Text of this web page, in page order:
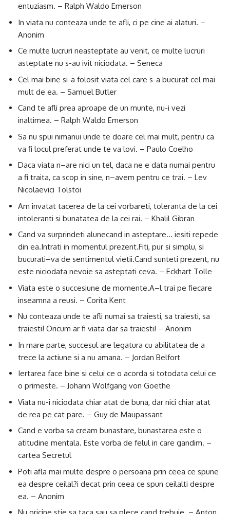
entuziasm. – Ralph Waldo Emerson
In viata nu conteaza unde te afli, ci pe cine ai alaturi. –
Anonim
Ce multe lucruri neasteptate au venit, ce multe lucruri
asteptate nu s-au ivit niciodata. – Seneca
Cel mai bine si-a folosit viata cel care s-a bucurat cel mai
mult de ea. – Samuel Butler
Cand te afli prea aproape de un munte, nu-i vezi
inaltimea. – Ralph Waldo Emerson
Sa nu spui nimanui unde te doare cel mai mult, pentru ca
va fi locul preferat unde te va lovi. – Paulo Coelho
Daca viata n–are nici un tel, daca ne e data numai pentru
a fi traita, ca scop in sine, n–avem pentru ce trai. – Lev
Nicolaevici Tolstoi
Am invatat tacerea de la cei vorbareti, toleranta de la cei
intoleranti si bunatatea de la cei rai. – Khalil Gibran
Cand va surprindeti alunecand in asteptare… iesiti repede
din ea.Intrati in momentul prezent.Fiti, pur si simplu, si
bucurati–va de sentimentul vietii.Cand sunteti prezent, nu
este niciodata nevoie sa asteptati ceva. – Eckhart Tolle
Viata este o succesiune de momente.A–l trai pe fiecare
inseamna a reusi. – Corita Kent
Nu conteaza unde te afli numai sa traiesti, sa traiesti, sa
traiesti! Oricum ar fi viata dar sa traiesti! – Anonim
In mare parte, succesul are legatura cu abilitatea de a
trece la actiune si a nu amana. – Jordan Belfort
Iertarea face bine si celui ce o acorda si totodata celui ce
o primeste. – Johann Wolfgang von Goethe
Viata nu-i niciodata chiar atat de buna, dar nici chiar atat
de rea pe cat pare. – Guy de Maupassant
Cand e vorba sa cream bunastare, bunastarea este o
atitudine mentala. Este vorba de felul in care gandim. –
cartea Secretul
Poti afla mai multe despre o persoana prin ceea ce spune
ea despre ceilal?i decat prin ceea ce spun ceilalti despre
ea. – Anonim